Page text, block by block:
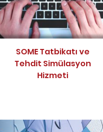
SOME Tatbikatı ve
Tehdit Simülasyon
Hizmeti